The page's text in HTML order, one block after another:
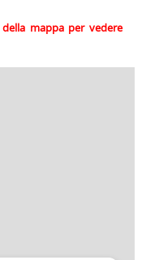
mappa per vedere